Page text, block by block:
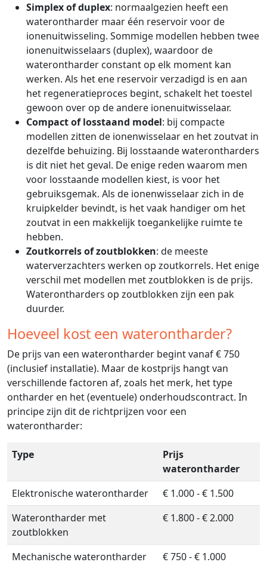
Simplex of duplex: normaalgezien heeft een
waterontharder maar één reservoir voor de
ionenuitwisseling. Sommige modellen hebben twee
ionenuitwisselaars (duplex), waardoor de
waterontharder constant op elk moment kan
werken. Als het ene reservoir verzadigd is en aan
het regeneratieproces begint, schakelt het toestel
gewoon over op de andere ionenuitwisselaar.
Compact of losstaand model: bij compacte
modellen zitten de ionenwisselaar en het zoutvat in
dezelfde behuizing. Bij losstaande waterontharders
is dit niet het geval. De enige reden waarom men
voor losstaande modellen kiest, is voor het
gebruiksgemak. Als de ionenwisselaar zich in de
kruipkelder bevindt, is het vaak handiger om het
zoutvat in een makkelijk toegankelijke ruimte te
hebben.
Zoutkorrels of zoutblokken: de meeste
waterverzachters werken op zoutkorrels. Het enige
verschil met modellen met zoutblokken is de prijs.
Waterontharders op zoutblokken zijn een pak
duurder.
Hoeveel kost een waterontharder?
De prijs van een waterontharder begint vanaf € 750
(inclusief installatie). Maar de kostprijs hangt van
verschillende factoren af, zoals het merk, het type
ontharder en het (eventuele) onderhoudscontract. In
principe zijn dit de richtprijzen voor een
waterontharder:
Type
Prijs
waterontharder
Elektronische waterontharder
€ 1.000 - € 1.500
Waterontharder met
zoutblokken
€ 1.800 - € 2.000
Mechanische waterontharder € 750 - € 1.000